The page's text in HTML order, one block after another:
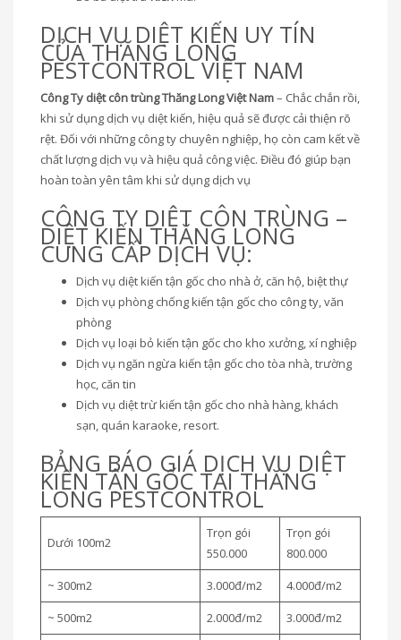
DỊCH VỤ DIỆT KIẾN UY TÍN
CỦA THĂNG LONG
PESTCONTROL VIỆT NAM
Công Ty diệt côn trùng Thăng Long Việt Nam– Chắc chắn rồi,
khi sử dụng dịch vụ diệt kiến, hiệu quả sẽ được cải thiện rõ
rệt. Đối với những công ty chuyên nghiệp, họ còn cam kết về
chất lượng dịch vụ và hiệu quả công việc. Điều đó giúp bạn
hoàn toàn yên tâm khi sử dụng dịch vụ
CÔNG TY DIỆT CÔN TRÙNG –
DIỆT KIẾN THĂNG LONG
CUNG CẤP DỊCH VỤ:
Dịch vụ diệt kiến tận gốc cho nhà ở, căn hộ, biệt thự
Dịch vụ phòng chống kiến tận gốc cho công ty, văn
phòng
Dịch vụ loại bỏ kiến tận gốc cho kho xưởng, xí nghiệp
Dịch vụ ngăn ngừa kiến tận gốc cho tòa nhà, trường
học, căn tin
Dịch vụ diệt trừ kiến tận gốc cho nhà hàng, khách
sạn, quán karaoke, resort.
BẢNG BÁO GIÁ DỊCH VỤ DIỆT
KIẾN TẬN GỐC TẠI THĂNG
LONG PESTCONTROL
Dưới 100m2
Trọn gói
550.000
Trọn gói
800.000
~ 300m2
3.000đ/m2
4.000đ/m2
~ 500m2
2.000đ/m2
3.000đ/m2